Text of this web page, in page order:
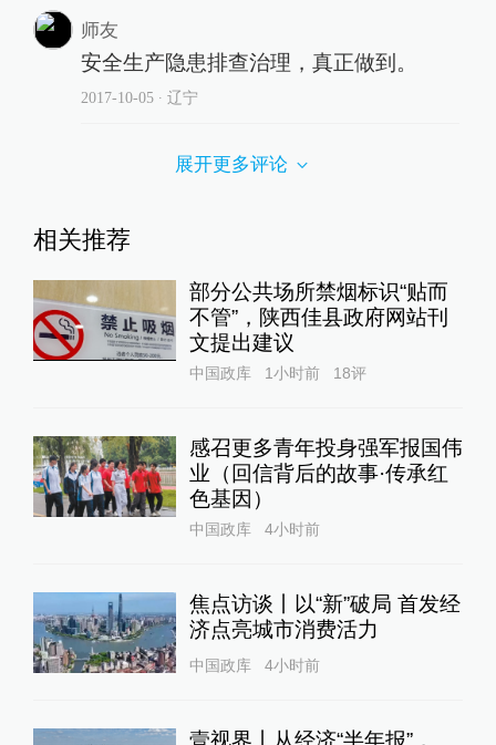
师友
安全生产隐患排查治理，真正做到。
2017-10-05∙ 辽宁
展开更多评论
相关推荐
部分公共场所禁烟标识“贴而
不管”，陕西佳县政府网站刊
文提出建议
中国政库 1小时前 18评
感召更多青年投身强军报国伟
业（回信背后的故事·传承红
色基因）
中国政库 4小时前
焦点访谈丨以“新”破局 首发经
济点亮城市消费活力
中国政库 4小时前
壹视界丨从经济“半年报”，